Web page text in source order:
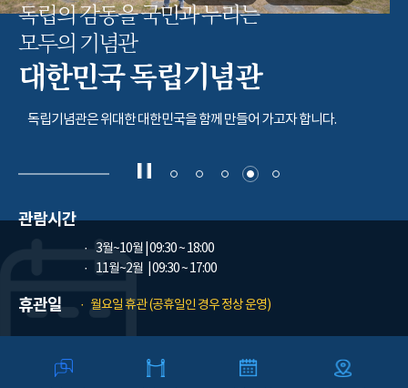
독립의 감동을 국민과 누리는
모두의 기념관
대한민국 독립기념관
독립기념관은 위대한 대한민국을 함께 만들어 가고자 합니다.
관람시간
3월~10월 | 09:30 ~ 18:00
11월~2월
| 09:30 ~ 17:00
휴관일 월요일 휴관 (공휴일인 경우 정상 운영)